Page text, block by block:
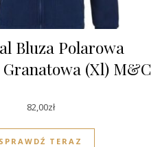
Bluza Polarowa
Granatowa (Xl) M&C
82,00zł
SPRAWDŹ TERAZ